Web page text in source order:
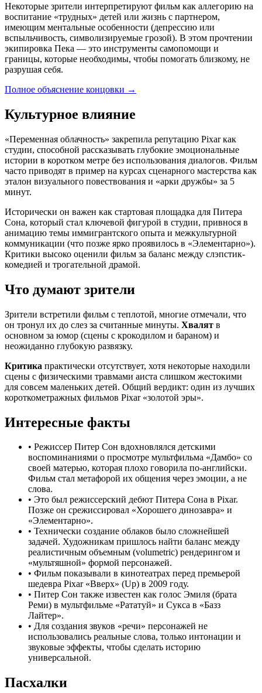
Некоторые зрители интерпретируют фильм как аллегорию на
воспитание «трудных» детей или жизнь с партнером,
имеющим ментальные особенности (депрессию или
вспыльчивость, символизируемые грозой). В этом прочтении
экипировка Пека — это инструменты самопомощи и
границы, которые необходимы, чтобы помогать близкому, не
разрушая себя.
Полное объяснение концовки →
Культурное влияние
«Переменная облачность» закрепила репутацию Pixar как
студии, способной рассказывать глубокие эмоциональные
истории в коротком метре без использования диалогов. Фильм
часто приводят в пример на курсах сценарного мастерства как
эталон визуального повествования и «арки дружбы» за 5
минут.
Исторически он важен как стартовая площадка для Питера
Сона, который стал ключевой фигурой в студии, привнося в
анимацию темы иммигрантского опыта и межкультурной
коммуникации (что позже ярко проявилось в «Элементарно»).
Критики высоко оценили фильм за баланс между слэпстик-
комедией и трогательной драмой.
Что думают зрители
Зрители встретили фильм с теплотой, многие отмечали, что
он тронул их до слез за считанные минуты. Хвалят в
основном за юмор (сцены с крокодилом и бараном) и
неожиданно глубокую развязку.
Критика практически отсутствует, хотя некоторые находили
сцены с физическими травмами аиста слишком жестокими
для совсем маленьких детей. Общий вердикт: один из лучших
короткометражных фильмов Pixar «золотой эры».
Интересные факты
• Режиссер Питер Сон вдохновлялся детскими
воспоминаниями о просмотре мультфильма «Дамбо» со
своей матерью, которая плохо говорила по-английски.
Фильм стал метафорой их общения через эмоции, а не
слова.
• Это был режиссерский дебют Питера Сона в Pixar.
Позже он срежиссировал «Хорошего динозавра» и
«Элементарно».
• Технически создание облаков было сложнейшей
задачей. Художникам пришлось найти баланс между
реалистичным объемным (volumetric) рендерингом и
«мультяшной» формой персонажей.
• Фильм показывали в кинотеатрах перед премьерой
шедевра Pixar «Вверх» (Up) в 2009 году.
• Питер Сон также известен как голос Эмиля (брата
Реми) в мультфильме «Рататуй» и Сукса в «Базз
Лайтер».
• Для создания звуков «речи» персонажей не
использовались реальные слова, только интонации и
звуковые эффекты, чтобы сделать историю
универсальной.
Пасхалки